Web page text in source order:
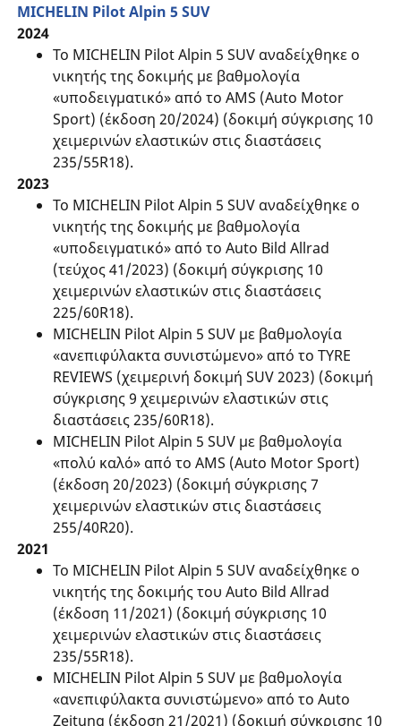
MICHELIN Pilot Alpin 5 SUV
2024
Το MICHELIN Pilot Alpin 5 SUV αναδείχθηκε ο
νικητής της δοκιμής με βαθμολογία
«υποδειγματικό» από το AMS (Auto Motor
Sport) (έκδοση 20/2024) (δοκιμή σύγκρισης 10
χειμερινών ελαστικών στις διαστάσεις
235/55R18).
2023
Το MICHELIN Pilot Alpin 5 SUV αναδείχθηκε ο
νικητής της δοκιμής με βαθμολογία
«υποδειγματικό» από το Auto Bild Allrad
(τεύχος 41/2023) (δοκιμή σύγκρισης 10
χειμερινών ελαστικών στις διαστάσεις
225/60R18).
MICHELIN Pilot Alpin 5 SUV με βαθμολογία
«ανεπιφύλακτα συνιστώμενο» από το TYRE
REVIEWS (χειμερινή δοκιμή SUV 2023) (δοκιμή
σύγκρισης 9 χειμερινών ελαστικών στις
διαστάσεις 235/60R18).
MICHELIN Pilot Alpin 5 SUV με βαθμολογία
«πολύ καλό» από το AMS (Auto Motor Sport)
(έκδοση 20/2023) (δοκιμή σύγκρισης 7
χειμερινών ελαστικών στις διαστάσεις
255/40R20).
2021
Το MICHELIN Pilot Alpin 5 SUV αναδείχθηκε ο
νικητής της δοκιμής του Auto Bild Allrad
(έκδοση 11/2021) (δοκιμή σύγκρισης 10
χειμερινών ελαστικών στις διαστάσεις
235/55R18).
MICHELIN Pilot Alpin 5 SUV με βαθμολογία
«ανεπιφύλακτα συνιστώμενο» από το Auto
Zeitung (έκδοση 21/2021) (δοκιμή σύγκρισης 10